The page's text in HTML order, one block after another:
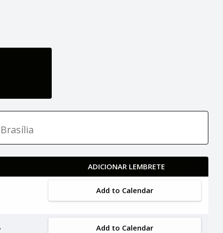
ADICIONAR LEMBRETE
Add to Calendar
Add to Calendar